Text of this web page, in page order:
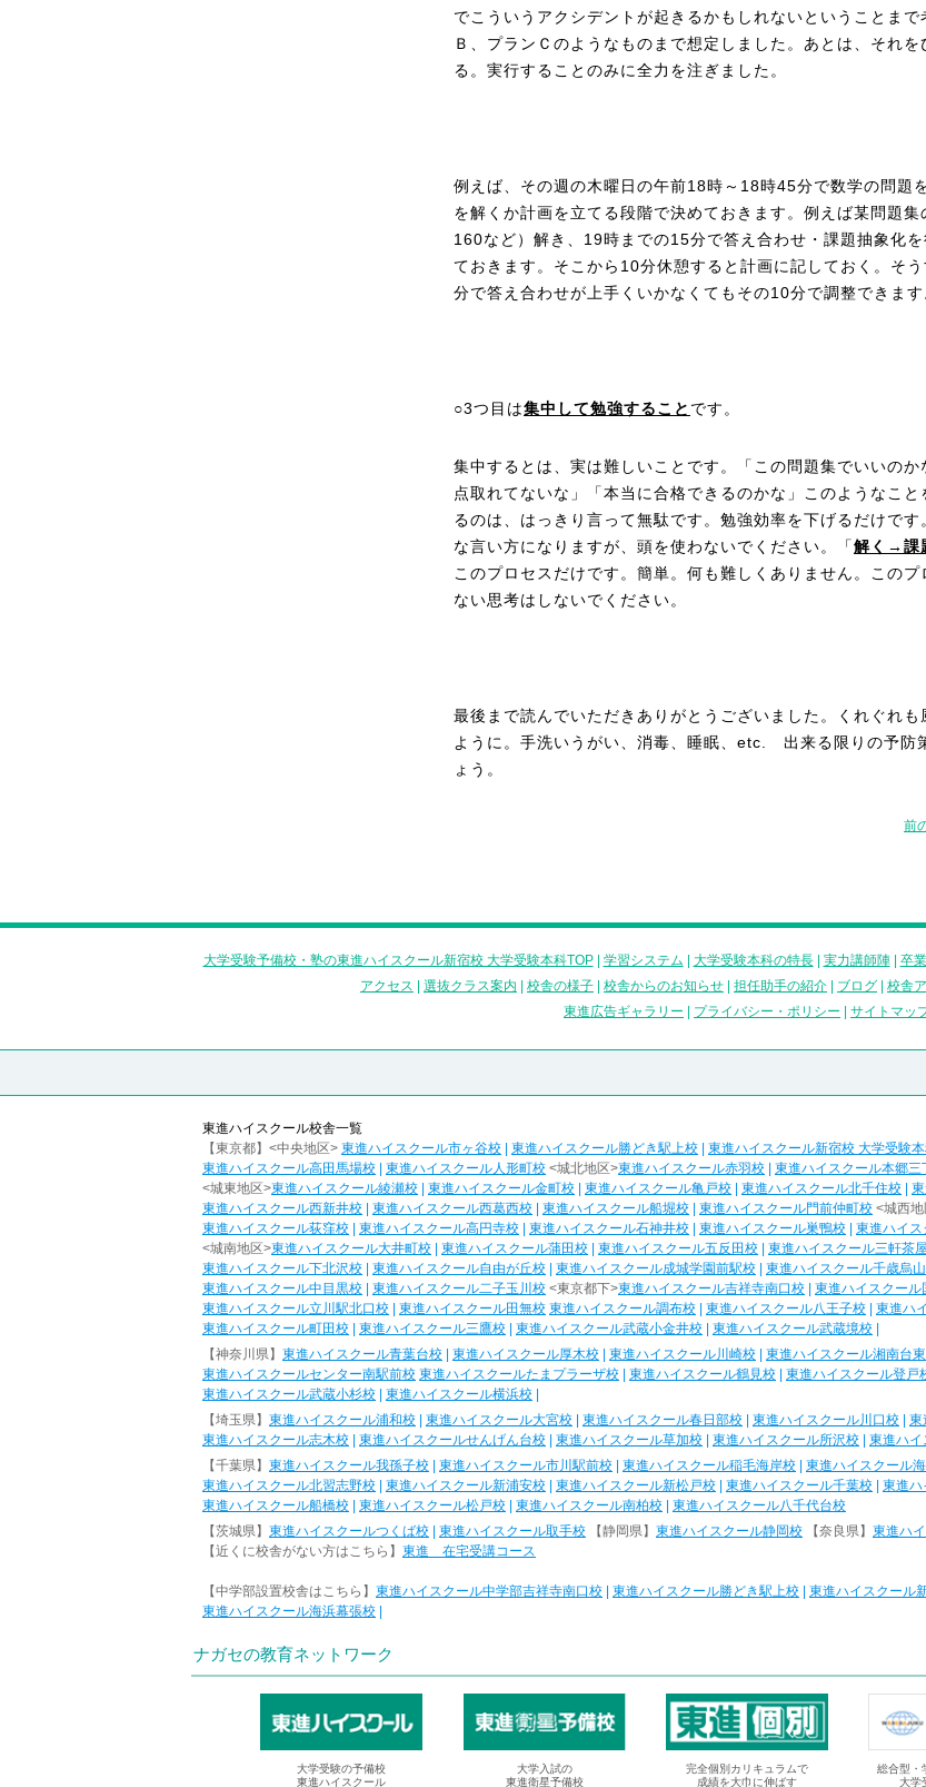
でこういうアクシデントが起きるかもしれないということまで
Ｂ、プランＣのようなものまで想定しました。あとは、それを
る。実行することのみに全力を注ぎました。
例えば、その週の木曜日の午前18時～18時45分で数学の問題
を解くか計画を立てる段階で決めておきます。例えば某問題集
160など）解き、19時までの15分で答え合わせ・課題抽象化
ておきます。そこから10分休憩すると計画に記しておく。そ
分で答え合わせが上手くいかなくてもその10分で調整できます
○3つ目は集中して勉強すること です。
集中するとは、実は難しいことです。「この問題集でいいのか
点取れてないな」「本当に合格できるのかな」このようなこと
るのは、はっきり言って無駄です。勉強効率を下げるだけです
な言い方になりますが、頭を使わないでください。「解く→課
このプロセスだけです。簡単。何も難しくありません。このプ
ない思考はしないでください。
最後まで読んでいただきありがとうございました。くれぐれも
ように。手洗いうがい、消毒、睡眠、etc. 出来る限りの予防
ょう。
前
大学受験予備校・塾の東進ハイスクール新宿校 大学受験本科TOP| 学習システム 大学受験本科の特長| 実力講師陣| 卒
アクセス
選抜クラス案内 校舎の様子 校舎からのお知らせ 担任助手の紹介 ブログ 校舎
東進広告ギャラリー
プライバシー・ポリシー サイトマッ
東進ハイスクール校舎一覧
【東京都】<中央地区> 東進ハイスクール市ヶ谷校 東進ハイスクール勝どき駅上校 東進ハイスクール新宿校 大学受験
東進ハイスクール高田馬場校
東進ハイスクール人形町校 <城北地区>東進ハイスクール赤羽校 東進ハイスクール本郷三
<城東地区>東進ハイスクール綾瀬校 東進ハイスクール金町校 東進ハイスクール亀戸校 東進ハイスクール北千住校
東進ハイスクール西新井校
東進ハイスクール西葛西校 東進ハイスクール船堀校 東進ハイスクール門前仲町校 <城西
東進ハイスクール荻窪校
東進ハイスクール高円寺校 東進ハイスクール石神井校 東進ハイスクール巣鴨校 東進ハイ
<城南地区>東進ハイスクール大井町校 東進ハイスクール蒲田校 東進ハイスクール五反田校 東進ハイスクール三軒茶
東進ハイスクール下北沢校
東進ハイスクール自由が丘校 東進ハイスクール成城学園前駅校 東進ハイスクール千歳烏
東進ハイスクール中目黒校
東進ハイスクール二子玉川校 <東京都下>東進ハイスクール吉祥寺南口校 東進ハイスクール
東進ハイスクール立川駅北口校
東進ハイスクール田無校 東進ハイスクール調布校 東進ハイスクール八王子校 東進ハ
東進ハイスクール町田校
東進ハイスクール三鷹校 東進ハイスクール武蔵小金井校 東進ハイスクール武蔵境校
【神奈川県】 東進ハイスクール青葉台校 東進ハイスクール厚木校 東進ハイスクール川崎校 東進ハイスクール湘南台
東進ハイスクールセンター南駅前校 東進ハイスクールたまプラーザ校 東進ハイスクール鶴見校 東進ハイスクール登戸
東進ハイスクール武蔵小杉校
東進ハイスクール横浜校
【埼玉県】 東進ハイスクール浦和校 東進ハイスクール大宮校 東進ハイスクール春日部校 東進ハイスクール川口校 東
東進ハイスクール志木校
東進ハイスクールせんげん台校 東進ハイスクール草加校 東進ハイスクール所沢校 東進ハイ
【千葉県】 東進ハイスクール我孫子校 東進ハイスクール市川駅前校 東進ハイスクール稲毛海岸校 東進ハイスクール
東進ハイスクール北習志野校
東進ハイスクール新浦安校 東進ハイスクール新松戸校 東進ハイスクール千葉校 東進ハ
東進ハイスクール船橋校
東進ハイスクール松戸校 東進ハイスクール南柏校
東進ハイスクール八千代台校
【茨城県】 東進ハイスクールつくば校 東進ハイスクール取手校 【静岡県】 東進ハイスクール静岡校 【奈良県】 東進ハ
【近くに校舎がない方はこちら】 東進 在宅受講コース
【中学部設置校舎はこちら】 東進ハイスクール中学部吉祥寺南口校 東進ハイスクール勝どき駅上校 東進ハイスクール
東進ハイスクール海浜幕張校
ナガセの教育ネットワーク
大学受験の予備校
東進ハイスクール
大学入試の
東進衛星予備校
完全個別カリキュラムで
成績を大巾に伸ばす
総合型・
大学